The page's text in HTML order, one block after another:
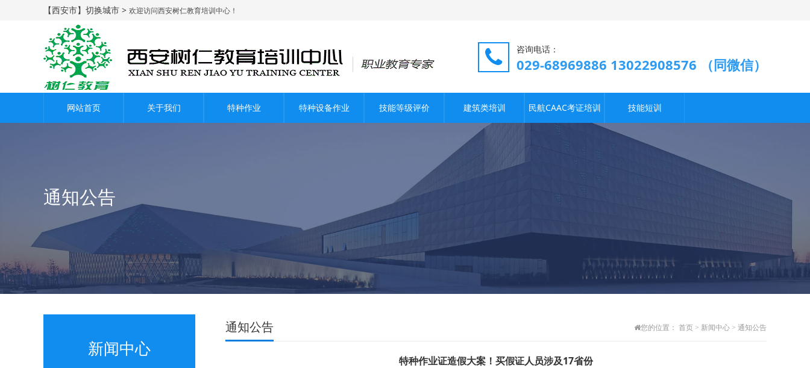
【西安市】切换城市 > 欢迎访问西安树仁教育培训中心！
咨询电话：
029-68969886 13022908576 （同微信）
网站首页 关于我们 特种作业 特种设备作业 技能等级评价 建筑类培训 民航CAAC考证培训 技能短训
通知公告
新闻中心
通知公告 您的位置： 首页 > 新闻中心 > 通知公告
特种作业证造假大案！买假证人员涉及17省份